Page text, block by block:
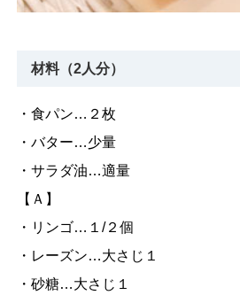
材料（2人分）
・食パン…２枚
・バター…少量
・サラダ油…適量
【Ａ】
・リンゴ…１/２個
・レーズン…大さじ１
・砂糖…大さじ１